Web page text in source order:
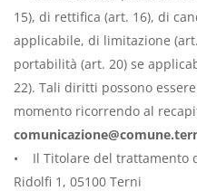
15), di rettifica (art. 16), di
applicabile, di limitazione
portabilità (art. 20) se
22). Tali diritti possono
momento ricorrendo al
• Il Titolare del trattamento
Ridolfi 1, 05100 Terni